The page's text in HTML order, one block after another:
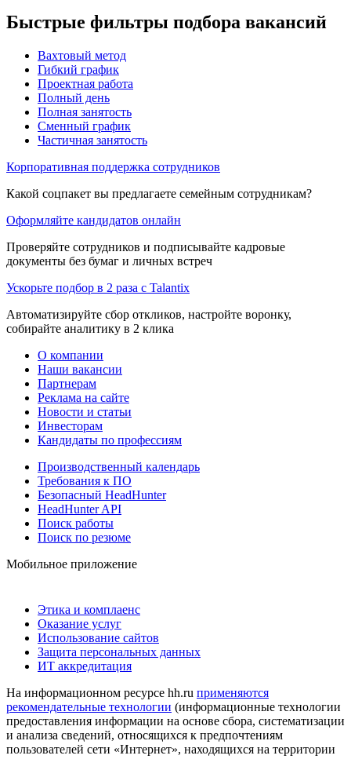
Быстрые фильтры подбора вакансий
Вахтовый метод
Гибкий график
Проектная работа
Полный день
Полная занятость
Сменный график
Частичная занятость
Корпоративная поддержка сотрудников
Какой соцпакет вы предлагаете семейным сотрудникам?
Оформляйте кандидатов онлайн
Проверяйте сотрудников и подписывайте кадровые
документы без бумаг и личных встреч
Ускорьте подбор в 2 раза с Talantix
Автоматизируйте сбор откликов, настройте воронку,
собирайте аналитику в 2 клика
О компании
Наши вакансии
Партнерам
Реклама на сайте
Новости и статьи
Инвесторам
Кандидаты по профессиям
Производственный календарь
Требования к ПО
Безопасный HeadHunter
HeadHunter API
Поиск работы
Поиск по резюме
Мобильное приложение
Этика и комплаенс
Оказание услуг
Использование сайтов
Защита персональных данных
ИТ аккредитация
На информационном ресурсе hh.ru применяются
рекомендательные технологии (информационные технологии
предоставления информации на основе сбора, систематизации
и анализа сведений, относящихся к предпочтениям
пользователей сети «Интернет», находящихся на территории